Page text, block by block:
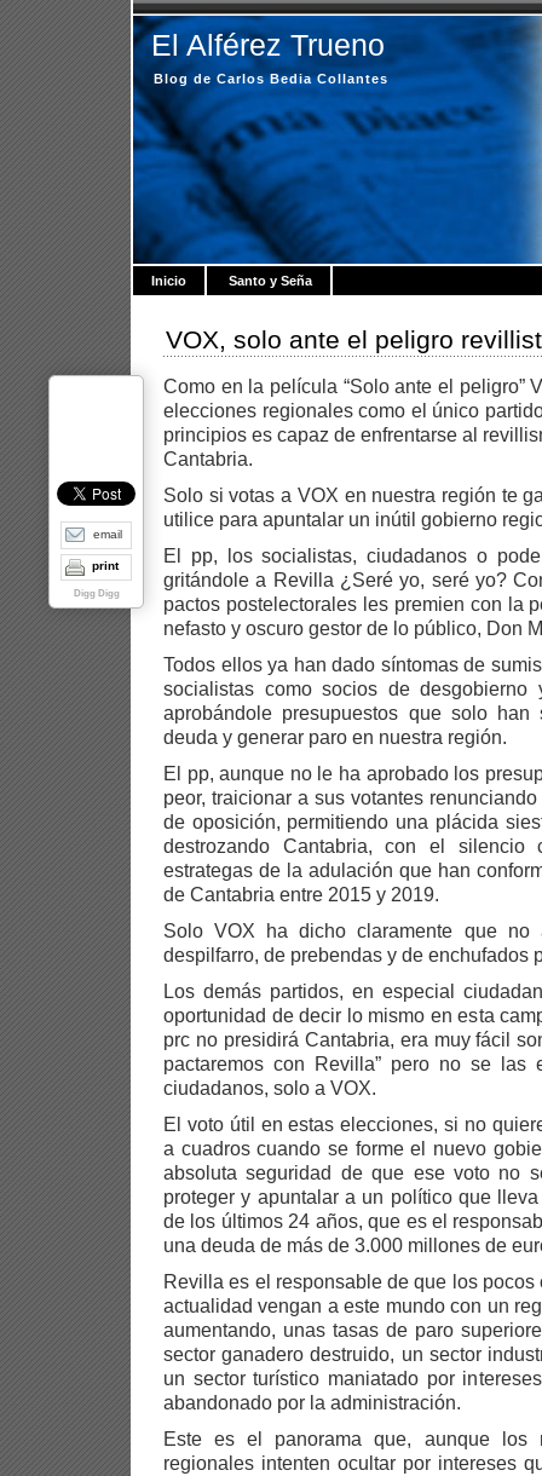
El Alférez Trueno
Blog de Carlos Bedia Collantes
Inicio Santo y Seña
VOX, solo ante el peligro
Como en la película “Solo ante el peligro”
elecciones regionales como el único
principios es capaz de enfrentarse al
Cantabria.
Solo si votas a VOX en nuestra región te
utilice para apuntalar un inútil gobierno
El pp, los socialistas, ciudadanos o
gritándole a Revilla ¿Seré yo, seré yo?
pactos postelectorales les premien con la
nefasto y oscuro gestor de lo público, Don
Todos ellos ya han dado síntomas de
socialistas como socios de desgobierno
aprobándole presupuestos que solo han
deuda y generar paro en nuestra región.
El pp, aunque no le ha aprobado los
peor, traicionar a sus votantes
de oposición, permitiendo una plácida
destrozando Cantabria, con el silencio
estrategas de la adulación que han
de Cantabria entre 2015 y 2019.
Solo VOX ha dicho claramente que no
despilfarro, de prebendas y de enchufados
Los demás partidos, en especial
oportunidad de decir lo mismo en esta
prc no presidirá Cantabria, era muy fácil
pactaremos con Revilla” pero no se
ciudadanos, solo a VOX.
El voto útil en estas elecciones, si no
a cuadros cuando se forme el nuevo
absoluta seguridad de que ese voto no
proteger y apuntalar a un político que
de los últimos 24 años, que es el
una deuda de más de 3.000 millones de
Revilla es el responsable de que los
actualidad vengan a este mundo con un
aumentando, unas tasas de paro
sector ganadero destruido, un sector
un sector turístico maniatado por
abandonado por la administración.
Este es el panorama que, aunque los
regionales intenten ocultar por intereses
email
print
Digg Digg